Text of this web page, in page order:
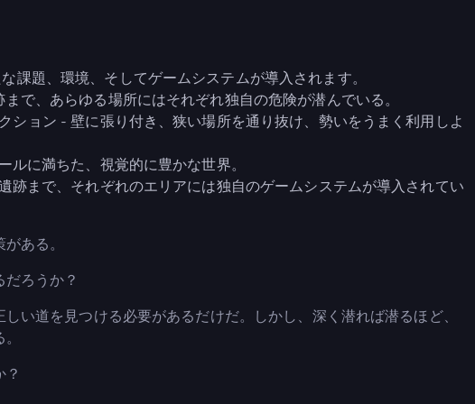
課題、環境、そしてゲームシステムが導入されます。
で、あらゆる場所にはそれぞれ独自の危険が潜んでいる。
ション - 壁に張り付き、狭い場所を通り抜け、勢いをうまく利用しよ
に満ちた、視覚的に豊かな世界。
跡まで、それぞれのエリアには独自のゲームシステムが導入されてい
ある。
ろうか？
い道を見つける必要があるだけだ。しかし、深く潜れば潜るほど、